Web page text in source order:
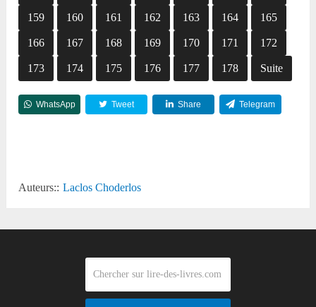
159 160 161 162 163 164 165
166 167 168 169 170 171 172
173 174 175 176 177 178 Suite
WhatsApp Tweet Share Telegram
Auteurs:: Laclos Choderlos